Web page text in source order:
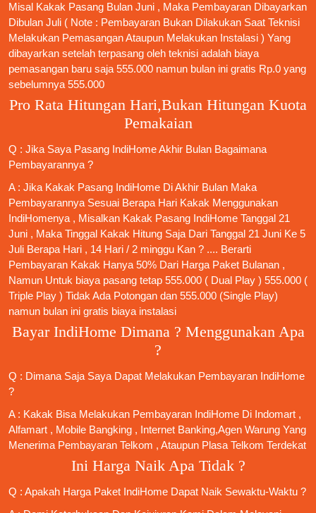
Misal Kakak Pasang Bulan Juni , Maka Pembayaran Dibayarkan
Dibulan Juli ( Note : Pembayaran Bukan Dilakukan Saat Teknisi
Melakukan Pemasangan Ataupun Melakukan Instalasi ) Yang
dibayarkan setelah terpasang oleh teknisi adalah biaya
pemasangan baru saja 555.000 namun bulan ini gratis Rp.0 yang
sebelumnya 555.000
Pro Rata Hitungan Hari,Bukan Hitungan Kuota
Pemakaian
Q : Jika Saya Pasang IndiHomeAkhir Bulan Bagaimana
Pembayarannya ?
A : Jika Kakak Pasang IndiHome Di Akhir Bulan Maka
Pembayarannya Sesuai Berapa Hari Kakak Menggunakan
IndiHomenya , Misalkan Kakak Pasang IndiHome Tanggal 21
Juni , Maka Tinggal Kakak Hitung Saja Dari Tanggal 21 Juni Ke 5
Juli Berapa Hari , 14 Hari / 2 minggu Kan ? .... Berarti
Pembayaran Kakak Hanya 50% Dari Harga Paket Bulanan ,
Namun Untuk biaya pasang tetap 555.000 ( Dual Play ) 555.000 (
Triple Play ) Tidak Ada Potongan dan 555.000 (Single Play)
namun bulan ini gratis biaya instalasi
Bayar IndiHome Dimana ? Menggunakan Apa
?
Q : Dimana Saja Saya Dapat Melakukan Pembayaran IndiHome
?
A : Kakak Bisa Melakukan Pembayaran IndiHome Di Indomart ,
Alfamart , Mobile Bangking , Internet Banking,Agen Warung Yang
Menerima Pembayaran Telkom , Ataupun Plasa Telkom Terdekat
Ini Harga Naik Apa Tidak ?
Q : Apakah Harga Paket IndiHome Dapat Naik Sewaktu-Waktu ?